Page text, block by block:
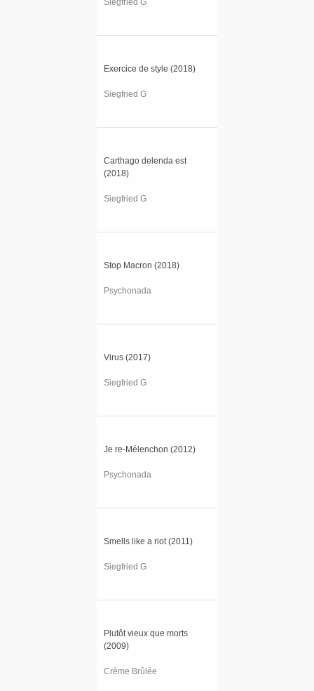
Exercice de style (2018)
Siegfried G
Carthago delenda est
(2018)
Siegfried G
Stop Macron (2018)
Psychonada
Virus (2017)
Siegfried G
Je re-Mélenchon (2012)
Psychonada
Smells like a riot (2011)
Siegfried G
Plutôt vieux que morts
(2009)
Crème Brûlée